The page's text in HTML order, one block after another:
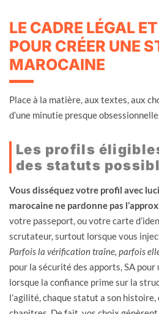
LE CADRE LÉGAL
POUR CRÉER UNE
MAROCAINE
Place à la matière, aux textes, aux
d’une minutie presque
Les profils
des statuts
Vous disséquez votre profil avec
marocaine ne pardonne pas
votre passeport, ou votre carte
scrutateur, surtout lorsque vous
Parfois la vérification traîne, parfois
pour la sécurité des apports, SA
lorsque la confiance prime sur la
l’agilité, chaque statut a son